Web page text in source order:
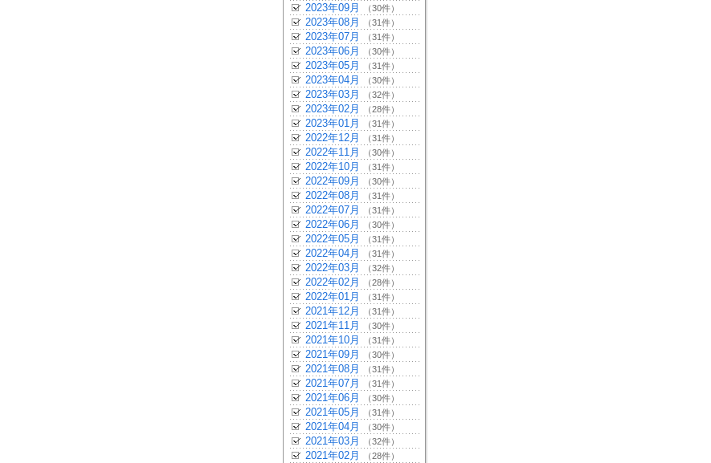
2023年09月 （30件）
2023年08月 （31件）
2023年07月 （31件）
2023年06月 （30件）
2023年05月 （31件）
2023年04月 （30件）
2023年03月 （32件）
2023年02月 （28件）
2023年01月 （31件）
2022年12月 （31件）
2022年11月 （30件）
2022年10月 （31件）
2022年09月 （30件）
2022年08月 （31件）
2022年07月 （31件）
2022年06月 （30件）
2022年05月 （31件）
2022年04月 （31件）
2022年03月 （32件）
2022年02月 （28件）
2022年01月 （31件）
2021年12月 （31件）
2021年11月 （30件）
2021年10月 （31件）
2021年09月 （30件）
2021年08月 （31件）
2021年07月 （31件）
2021年06月 （30件）
2021年05月 （31件）
2021年04月 （30件）
2021年03月 （32件）
2021年02月 （28件）